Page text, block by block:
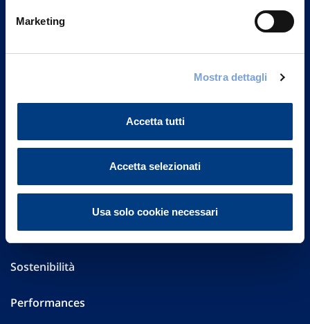
Marketing
Mostra dettagli
Accetta tutti
Accetta selezionati
Usa solo cookie necessari
Vittoria Assicurazioni S.p.A.
Part. IVA 01329510158
FAQ
Altre informazioni
Sostenibilità
Performances